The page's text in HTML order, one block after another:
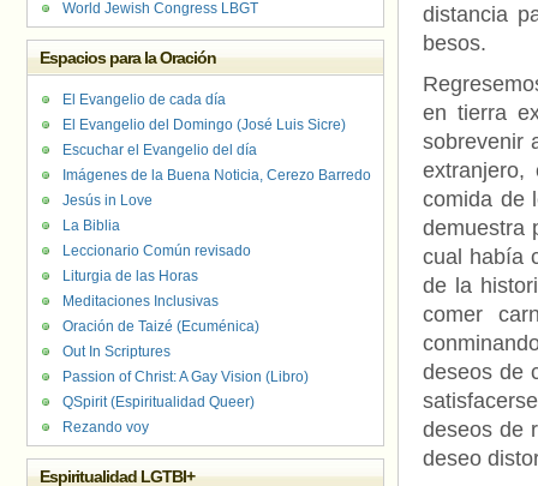
distancia
besos.
en tierra
sobrevenir
comida de
demuestra
cual había
de la
comer
deseos de
deseos de
deseo
World Jewish Congress LBGT
Espacios para la Oración
El Evangelio de cada día
El Evangelio del Domingo (José Luis Sicre)
Escuchar el Evangelio del día
Imágenes de la Buena Noticia, Cerezo Barredo
Jesús in Love
La Biblia
Leccionario Común revisado
Liturgia de las Horas
Meditaciones Inclusivas
Oración de Taizé (Ecuménica)
Out In Scriptures
Passion of Christ: A Gay Vision (Libro)
QSpirit (Espiritualidad Queer)
Rezando voy
Espiritualidad LGTBI+